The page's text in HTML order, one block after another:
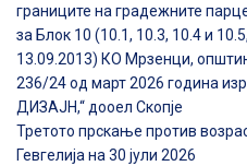
границите на градежните
за Блок 10 (10.1, 10.3, 10.4 и
13.09.2013) КО Мрзенци,
236/24 од март 2026 година
ДИЗАЈН,“ дооел Скопје
Третото прскање против
Гевгелија на 30 јули 2026